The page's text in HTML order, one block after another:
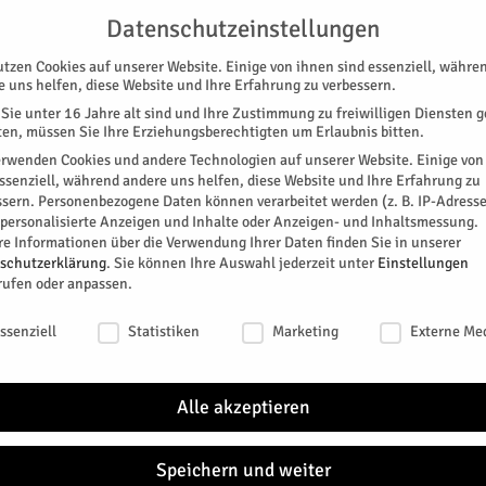
KONTAKT
SPEZIAL E-PAPER KINO GALERIE
MOBILITÄT POLITIK RATHAUS REGION
08
Datenschutzeinstellungen
Cookies auf unserer Website. Einige von ihnen sind essenziell,
uns helfen, diese Website und Ihre Erfahrung zu verbessern.
unter 16 Jahre alt sind und Ihre Zustimmung zu freiwilligen Diensten
müssen Sie Ihre Erziehungsberechtigten um Erlaubnis bitten.
Cookies und andere Technologien auf unserer Website. Einige
während andere uns helfen, diese Website und Ihre Erfahrung zu
Personenbezogene Daten können verarbeitet werden (z. B. IP-
Anzeigen und Inhalte oder Anzeigen- und Inhaltsmessung.
Informationen über die Verwendung Ihrer Daten finden Sie in unserer
. Sie können Ihre Auswahl jederzeit unter Einstellungen
oder anpassen.
Statistiken Marketing Externe
Alle akzeptieren
Speichern und weiter